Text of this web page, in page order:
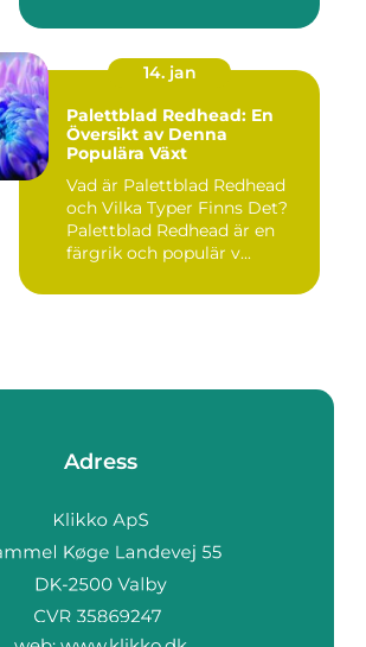
14. jan
Palettblad Redhead: En
Översikt av Denna
Populära Växt
Vad är Palettblad Redhead
och Vilka Typer Finns Det?
Palettblad Redhead är en
färgrik och populär v...
Adress